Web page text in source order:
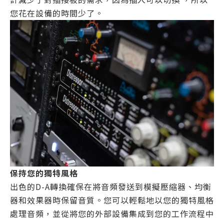
您花在設備的時間少了。
保持您的獨特風格
出色的D-A轉換確保在將音頻發送到模擬壓縮器、均衡
器和效果器時保留音質。您可以輕鬆地以您的獨特風格
處理音頻，並從將您的外部設備集成到您的工作流程中